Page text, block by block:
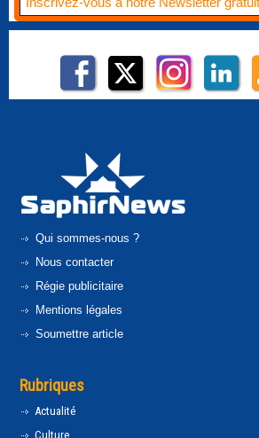
Qui sommes-nous ?
Nous contacter
Régie publicitaire
Mentions légales
Soumettre article
Rubriques
Actualité
Culture